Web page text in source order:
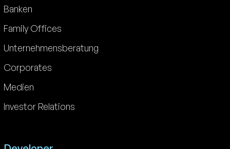
Banken
Family Offices
Unternehmensberatung
Corporates
Medien
Investor Relations